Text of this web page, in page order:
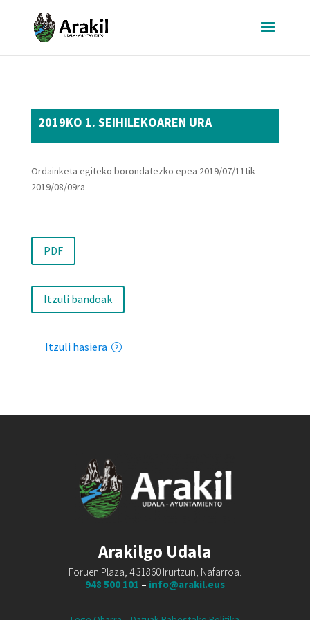
2019KO 1. SEIHILEKOAREN URA
Ordainketa egiteko borondatezko epea 2019/07/11tik
2019/08/09ra
PDF
Itzuli bandoak
Itzuli hasiera
Arakilgo Udala
Foruen Plaza, 4 31860 Irurtzun, Nafarroa.
948 500 101 – info@arakil.eus